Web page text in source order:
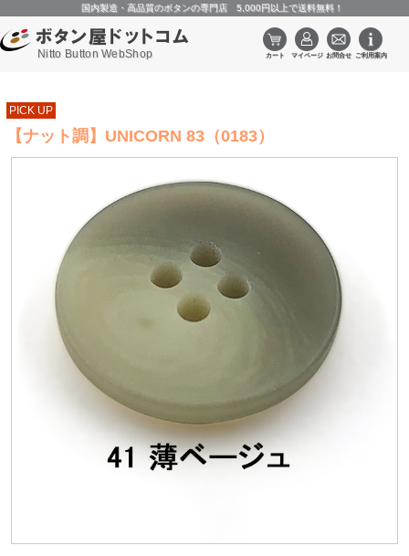
国内製造・高品質のボタンの専門店 5,000円以上で送料無料！
Nitto Button WebShop
PICK UP
【ナット調】UNICORN 83（0183）